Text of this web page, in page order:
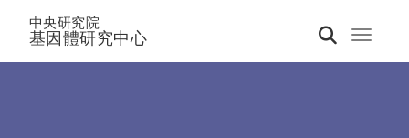
Toggle
中央研究院
基因體研究中心